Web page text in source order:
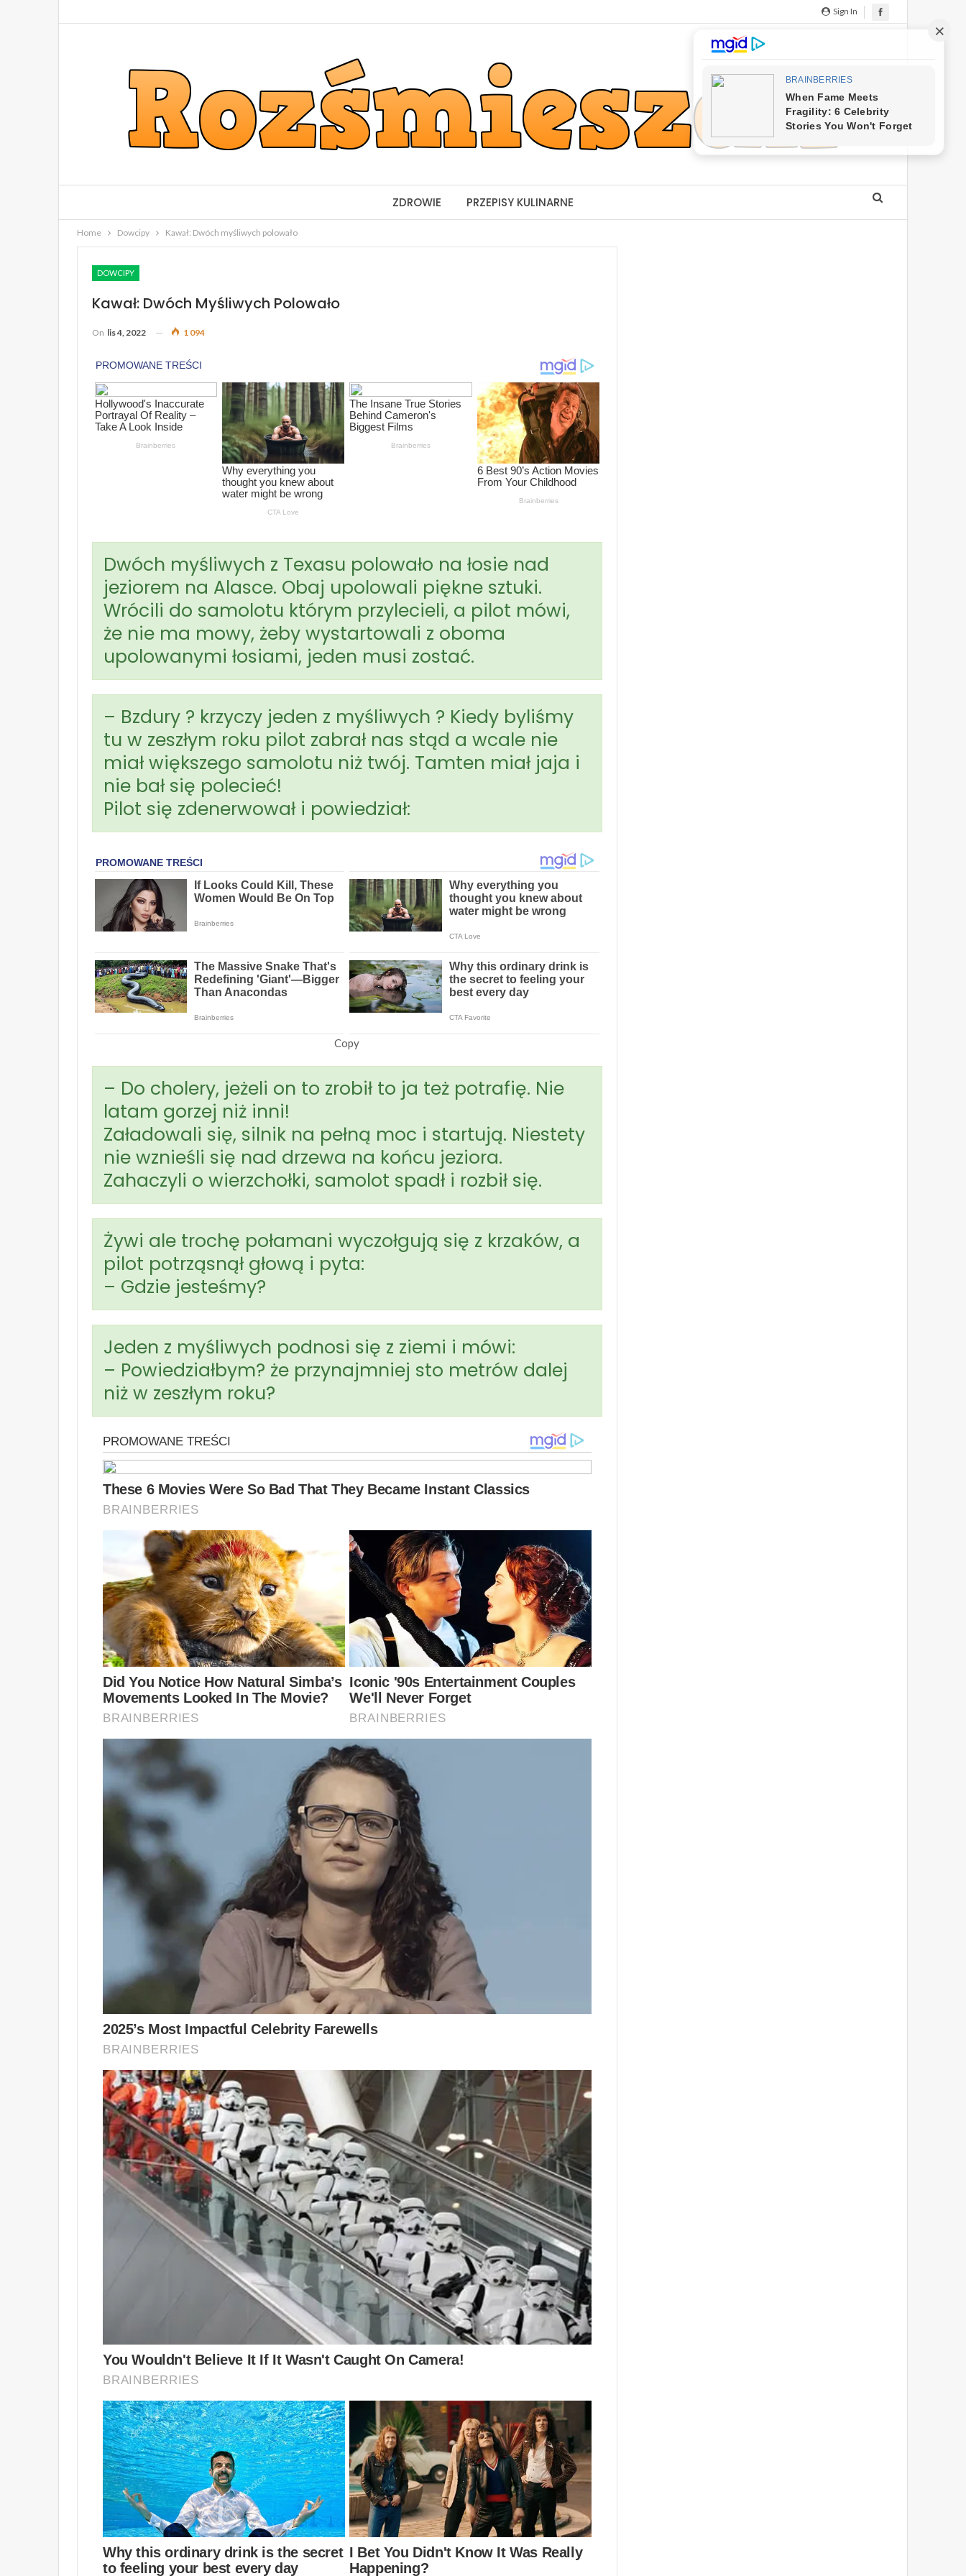
Sign In
ZDROWIE PRZEPISY KULINARNE
Home Dowcipy Kawał: Dwóch myśliwych polowało
DOWCIPY
Kawał: Dwóch Myśliwych Polowało
On lis 4, 2022 1 094
Dwóch myśliwych z Texasu polowało na łosie nad
jeziorem na Alasce. Obaj upolowali piękne sztuki.
Wrócili do samolotu którym przylecieli, a pilot mówi,
że nie ma mowy, żeby wystartowali z oboma
upolowanymi łosiami, jeden musi zostać.
– Bzdury ? krzyczy jeden z myśliwych ? Kiedy byliśmy
tu w zeszłym roku pilot zabrał nas stąd a wcale nie
miał większego samolotu niż twój. Tamten miał jaja i
nie bał się polecieć!
Pilot się zdenerwował i powiedział:
Copy
– Do cholery, jeżeli on to zrobił to ja też potrafię. Nie
latam gorzej niż inni!
Załadowali się, silnik na pełną moc i startują. Niestety
nie wznieśli się nad drzewa na końcu jeziora.
Zahaczyli o wierzchołki, samolot spadł i rozbił się.
Żywi ale trochę połamani wyczołgują się z krzaków, a
pilot potrząsnął głową i pyta:
– Gdzie jesteśmy?
Jeden z myśliwych podnosi się z ziemi i mówi:
– Powiedziałbym? że przynajmniej sto metrów dalej
niż w zeszłym roku?